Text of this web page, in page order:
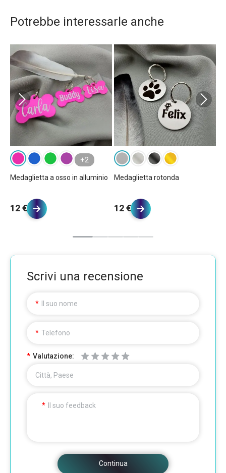
Potrebbe interessarle anche
+2
Medaglietta a osso in alluminio
12 €
Medaglietta rotonda
12 €
Scrivi una recensione
Il suo nome
Telefono
Valutazione:
Città, Paese
Il suo feedback
Continua